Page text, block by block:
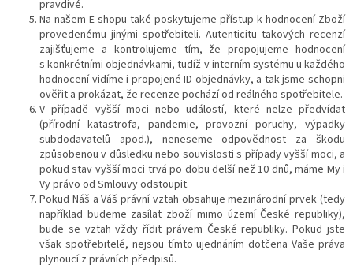
pravdivé.
Na našem E-shopu také poskytujeme přístup k hodnocení Zboží
provedenému jinými spotřebiteli. Autenticitu takových recenzí
zajišťujeme a kontrolujeme tím, že propojujeme hodnocení
s konkrétními objednávkami, tudíž v interním systému u každého
hodnocení vidíme i propojené ID objednávky, a tak jsme schopni
ověřit a prokázat, že recenze pochází od reálného spotřebitele.
V případě vyšší moci nebo událostí, které nelze předvídat
(přírodní katastrofa, pandemie, provozní poruchy, výpadky
subdodavatelů apod.), neneseme odpovědnost za škodu
způsobenou v důsledku nebo souvislosti s případy vyšší moci, a
pokud stav vyšší moci trvá po dobu delší než 10 dnů, máme My i
Vy právo od Smlouvy odstoupit.
Pokud Náš a Váš právní vztah obsahuje mezinárodní prvek (tedy
například budeme zasílat zboží mimo území České republiky),
bude se vztah vždy řídit právem České republiky. Pokud jste
však spotřebitelé, nejsou tímto ujednáním dotčena Vaše práva
plynoucí z právních předpisů.